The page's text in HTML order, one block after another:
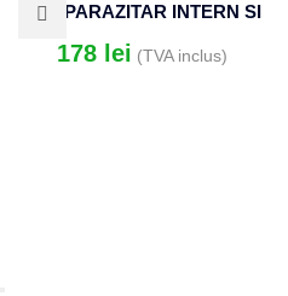
ANTIPARAZITAR INTERN SI
EXTERN CAINE 50MG (2.5-
5KG)
178 lei (TVA inclus)